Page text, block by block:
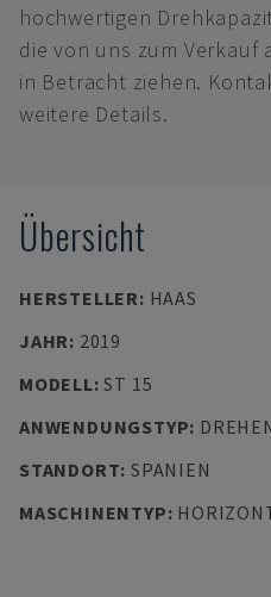
hochwertigen
die von uns zum Verkauf
in Betracht ziehen.
weitere Details.
Übersicht
HERSTELLER: HAAS
JAHR: 2019
MODELL:ST 15
ANWENDUNGSTYP:
STANDORT: SPANIEN
MASCHINENTYP: